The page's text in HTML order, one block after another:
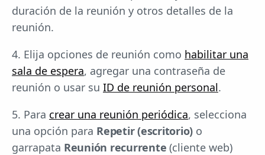
duración de la reunión y otros detalles de la
reunión.
4. Elija opciones de reunión como habilitar una
sala de espera, agregar una contraseña de
reunión o usar su ID de reunión personal.
5. Para crear una reunión periódica, selecciona
una opción para Repetir (escritorio) o
garrapata Reunión recurrente (cliente web)